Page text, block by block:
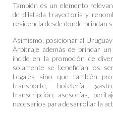
También es un elemento
de dilatada trayectoria y
residencia desde donde brindan
Asimismo, posicionar al
Arbitraje además de brindar
incide en la promoción de
solamente se benefician los
Legales sino que también
transporte, hotelería,
transcripción, asesorías,
necesarios para desarrollar la